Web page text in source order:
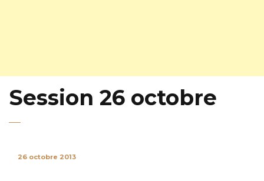
Session 26 octobre
26 octobre 2013